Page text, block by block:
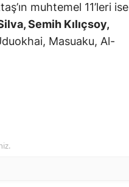
muhtemel 11’leri ise
Semih Kılıçsoy,
Masuaku, Al-